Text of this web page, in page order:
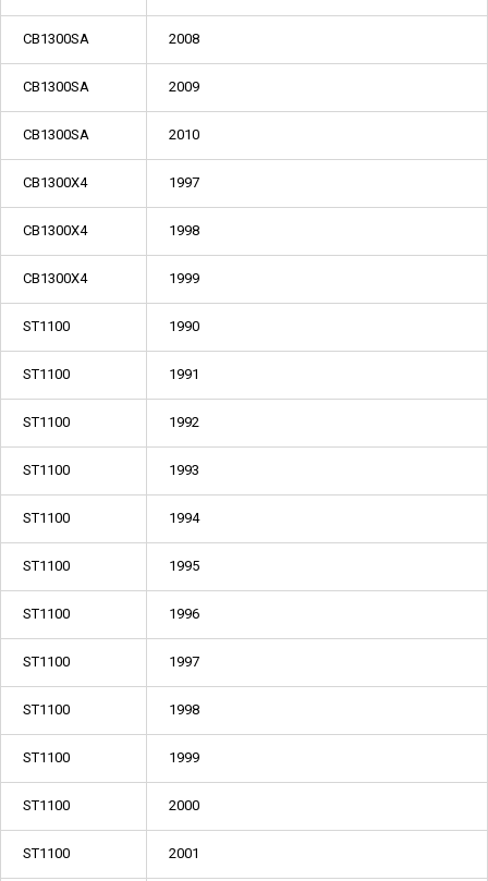
CB1300SA 2008
CB1300SA 2009
CB1300SA 2010
CB1300X4 1997
CB1300X4 1998
CB1300X4 1999
ST1100 1990
ST1100 1991
ST1100 1992
ST1100 1993
ST1100 1994
ST1100 1995
ST1100 1996
ST1100 1997
ST1100 1998
ST1100 1999
ST1100 2000
ST1100 2001